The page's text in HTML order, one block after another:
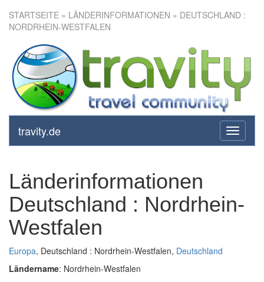
STARTSEITE » LÄNDERINFORMATIONEN » DEUTSCHLAND :
NORDRHEIN-WESTFALEN
toggle
travity.de
Länderinformationen
Deutschland : Nordrhein-
Westfalen
Europa, Deutschland : Nordrhein-Westfalen, Deutschland
Ländername: Nordrhein-Westfalen